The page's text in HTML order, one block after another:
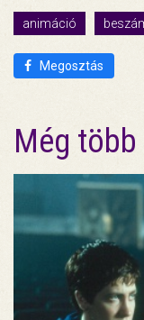
animáció
Megosztás
Még több